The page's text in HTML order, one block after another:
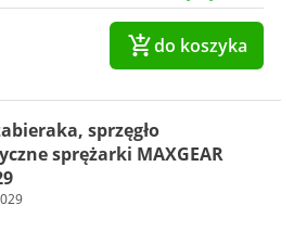
do koszyka
sprzęgło
sprężarki MAXGEAR